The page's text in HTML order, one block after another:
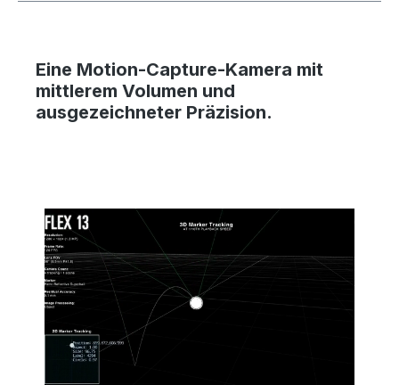
Eine Motion-Capture-Kamera mit
mittlerem Volumen und
ausgezeichneter Präzision.